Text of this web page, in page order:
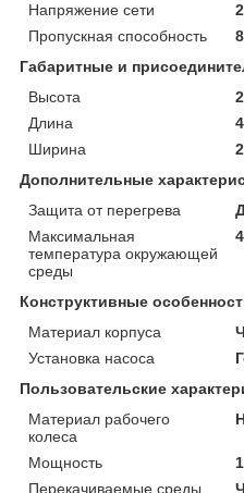
Напряжение сети
Пропускная способность
Габаритные и
Высота
Длина
Ширина
Дополнительные
Защита от перегрева
Максимальная
температура окружающей
среды
Конструктивные
Материал корпуса
Установка насоса
Пользовательские
Материал рабочего
колеса
Мощность
Перекачиваемые среды